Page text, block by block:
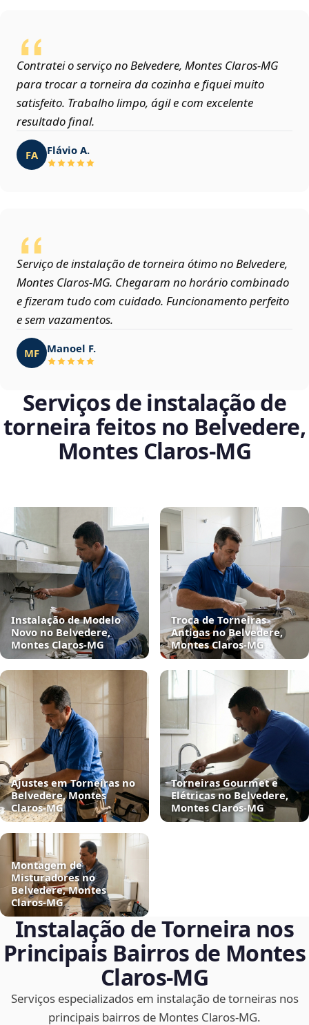
Contratei o serviço no Belvedere, Montes Claros‑MG
para trocar a torneira da cozinha e fiquei muito
satisfeito. Trabalho limpo, ágil e com excelente
resultado final.
FA Flávio A.
Serviço de instalação de torneira ótimo no Belvedere,
Montes Claros‑MG. Chegaram no horário combinado
e fizeram tudo com cuidado. Funcionamento perfeito
e sem vazamentos.
MF Manoel F.
Serviços de instalação de
torneira feitos no Belvedere,
Montes Claros‑MG
Instalação de Modelo
Novo no Belvedere,
Montes Claros‑MG
Troca de Torneiras
Antigas no Belvedere,
Montes Claros‑MG
Ajustes em Torneiras no
Belvedere, Montes
Claros‑MG
Torneiras Gourmet e
Elétricas no Belvedere,
Montes Claros‑MG
Montagem de
Misturadores no
Belvedere, Montes
Claros‑MG
Instalação de Torneira nos
Principais Bairros de Montes
Claros‑MG
Serviços especializados em instalação de torneiras nos
principais bairros de Montes Claros‑MG.